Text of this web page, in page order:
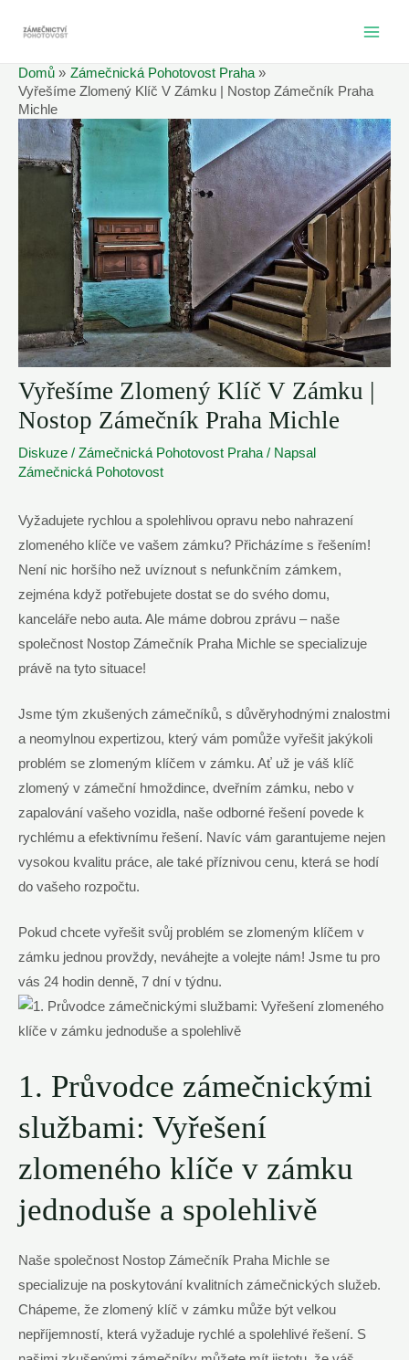
Domů
Zámečnická Pohotovost Praha
Vyřešíme Zlomený Klíč V Zámku | Nostop Zámečník Praha
Michle
Vyřešíme Zlomený Klíč V Zámku |
Nostop Zámečník Praha Michle
Diskuze / Zámečnická Pohotovost Praha / Napsal
Zámečnická Pohotovost
Vyžadujete rychlou a spolehlivou opravu nebo nahrazení
‌zlomeného klíče ve ⁢vašem zámku? Přicházíme s řešením!⁢
Není nic horšího​ než uvíznout s nefunkčním⁢ zámkem,
zejména když potřebujete dostat se do ⁢svého domu,
kanceláře nebo auta. Ale ‍máme dobrou zprávu – naše
‍společnost Nostop Zámečník Praha Michle se specializuje
právě na tyto situace!
Jsme tým zkušených zámečníků, s důvěryhodnými znalostmi
a neomylnou ⁢expertizou, který vám pomůže vyřešit jakýkoli
problém se zlomeným klíčem ‍v zámku. ​Ať už je váš klíč
zlomený v ‌zámeční hmoždince, dveřním zámku, nebo v
zapalování vašeho vozidla, ⁤naše odborné řešení ⁤povede k
‍rychlému ⁣a efektivnímu řešení. Navíc vám garantujeme nejen
vysokou kvalitu práce,⁤ ale také příznivou ‌cenu, která se hodí
do vašeho rozpočtu.
Pokud chcete vyřešit ⁢svůj ⁣problém se zlomeným klíčem ⁣v
zámku jednou⁢ provždy, neváhejte a⁢ volejte nám! Jsme⁣ tu ‌pro‌
vás 24 hodin denně, 7 dní v ​týdnu.
1. Průvodce​ zámečnickými
službami: Vyřešení​
zlomeného⁤ klíče v ⁣zámku
jednoduše a spolehlivě
Naše společnost Nostop Zámečník Praha Michle se
specializuje na poskytování ⁤kvalitních zámečnických služeb.⁣
Chápeme, ​že zlomený klíč v zámku může ‌být‌ velkou
‌nepříjemností, která vyžaduje rychlé⁣ a spolehlivé řešení.​ S